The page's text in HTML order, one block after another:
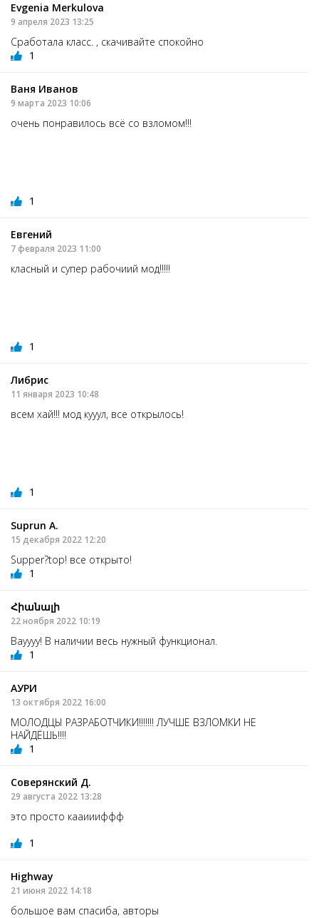
Evgenia Merkulova
9 апреля 2023 13:25
Сработала класс. , скачивайте спокойно
1
Ваня Иванов
9 марта 2023 10:06
очень понравилось всё со взломом!!!
1
Евгений
7 февраля 2023 11:00
класный и супер рабочиий мод!!!!!
1
Либрис
11 января 2023 10:48
всем хай!!! мод кууул, все открылось!
1
Suprun А.
15 декабря 2022 12:20
Supper?top! все открыто!
1
Հիանալի
22 ноября 2022 10:19
Вауууу! В наличии весь нужный функционал.
1
АУРИ
13 октября 2022 16:00
МОЛОДЦЫ РАЗРАБОТЧИКИ!!!!!!! ЛУЧШЕ ВЗЛОМКИ НЕ
НАЙДЁШЬ!!!!
1
Соверянский Д.
29 августа 2022 13:28
это просто кааиииффф
1
Highway
21 июня 2022 14:18
большое вам спасиба, авторы